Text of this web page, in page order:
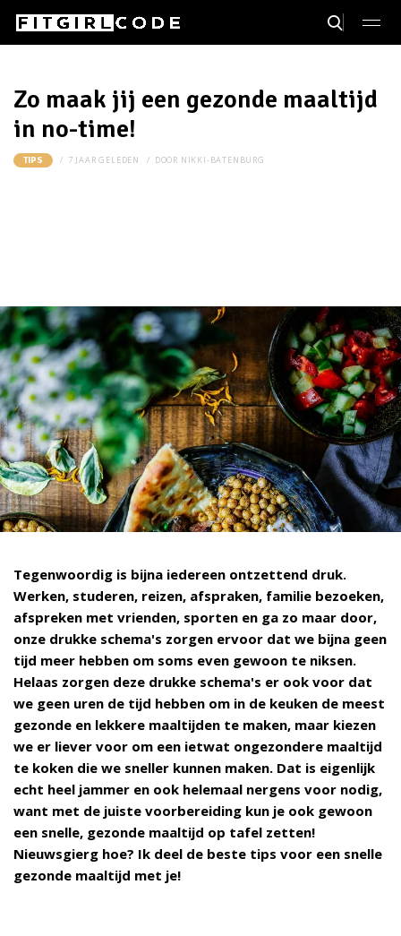
Zo maak jij een gezonde maaltijd
in no-time!
TIPS 7 JAAR GELEDEN DOOR NIKKI-BATENBURG
Tegenwoordig is bijna iedereen ontzettend druk.
Werken, studeren, reizen, afspraken, familie bezoeken,
afspreken met vrienden, sporten en ga zo maar door,
onze drukke schema's zorgen ervoor dat we bijna geen
tijd meer hebben om soms even gewoon te niksen.
Helaas zorgen deze drukke schema's er ook voor dat
we geen uren de tijd hebben om in de keuken de meest
gezonde en lekkere maaltijden te maken, maar kiezen
we er liever voor om een ietwat ongezondere maaltijd
te koken die we sneller kunnen maken. Dat is eigenlijk
echt heel jammer en ook helemaal nergens voor nodig,
want met de juiste voorbereiding kun je ook gewoon
een snelle, gezonde maaltijd op tafel zetten!
Nieuwsgierg hoe? Ik deel de beste tips voor een snelle
gezonde maaltijd met je!